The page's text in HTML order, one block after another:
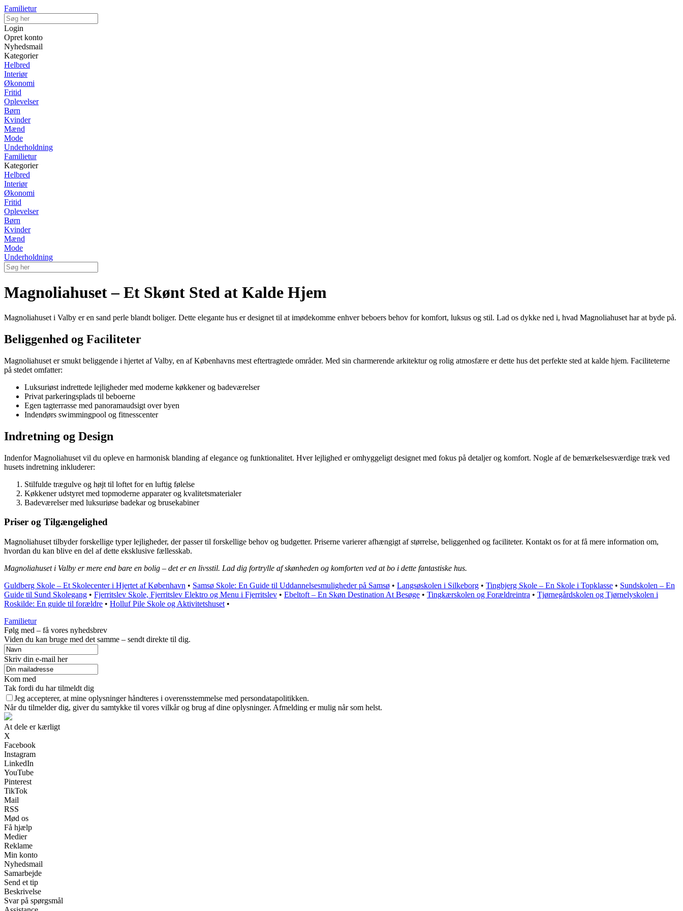
Familietur
Login
Opret konto
Nyhedsmail
Kategorier
Helbred
Interiør
Økonomi
Fritid
Oplevelser
Børn
Kvinder
Mænd
Mode
Underholdning
Familietur
Kategorier
Helbred
Interiør
Økonomi
Fritid
Oplevelser
Børn
Kvinder
Mænd
Mode
Underholdning
Magnoliahuset – Et Skønt Sted at Kalde Hjem
Magnoliahuset i Valby er en sand perle blandt boliger. Dette elegante hus er designet til at imødekomme enhver beboers behov for komfort, luksus og stil. Lad os dykke ned i, hvad Magnoliahuset har at byde på.
Beliggenhed og Faciliteter
Magnoliahuset er smukt beliggende i hjertet af Valby, en af Københavns mest eftertragtede områder. Med sin charmerende arkitektur og rolig atmosfære er dette hus det perfekte sted at kalde hjem. Faciliteterne
på stedet omfatter:
Luksuriøst indrettede lejligheder med moderne køkkener og badeværelser
Privat parkeringsplads til beboerne
Egen tagterrasse med panoramaudsigt over byen
Indendørs swimmingpool og fitnesscenter
Indretning og Design
Indenfor Magnoliahuset vil du opleve en harmonisk blanding af elegance og funktionalitet. Hver lejlighed er omhyggeligt designet med fokus på detaljer og komfort. Nogle af de bemærkelsesværdige træk ved
husets indretning inkluderer:
Stilfulde trægulve og højt til loftet for en luftig følelse
Køkkener udstyret med topmoderne apparater og kvalitetsmaterialer
Badeværelser med luksuriøse badekar og brusekabiner
Priser og Tilgængelighed
Magnoliahuset tilbyder forskellige typer lejligheder, der passer til forskellige behov og budgetter. Priserne varierer afhængigt af størrelse, beliggenhed og faciliteter. Kontakt os for at få mere information om,
hvordan du kan blive en del af dette eksklusive fællesskab.
Magnoliahuset i Valby er mere end bare en bolig – det er en livsstil. Lad dig fortrylle af skønheden og komforten ved at bo i dette fantastiske hus.
Guldberg Skole – Et Skolecenter i Hjertet af København • Samsø Skole: En Guide til Uddannelsesmuligheder på Samsø • Langsøskolen i Silkeborg • Tingbjerg Skole – En Skole i Topklasse • Sundskolen – En
Guide til Sund Skolegang • Fjerritslev Skole, Fjerritslev Elektro og Menu i Fjerritslev • Ebeltoft – En Skøn Destination At Besøge • Tingkærskolen og Forældreintra • Tjørnegårdskolen og Tjørnelyskolen i
Roskilde: En guide til forældre • Holluf Pile Skole og Aktivitetshuset •
Familietur
Følg med – få vores nyhedsbrev
Viden du kan bruge med det samme – sendt direkte til dig.
Skriv din e-mail her
Kom med
Tak fordi du har tilmeldt dig
Jeg accepterer, at mine oplysninger håndteres i overensstemmelse med persondatapolitikken.
Når du tilmelder dig, giver du samtykke til vores vilkår og brug af dine oplysninger. Afmelding er mulig når som helst.
At dele er kærligt
X
Facebook
Instagram
LinkedIn
YouTube
Pinterest
TikTok
Mail
RSS
Mød os
Få hjælp
Medier
Reklame
Min konto
Nyhedsmail
Samarbejde
Send et tip
Beskrivelse
Svar på spørgsmål